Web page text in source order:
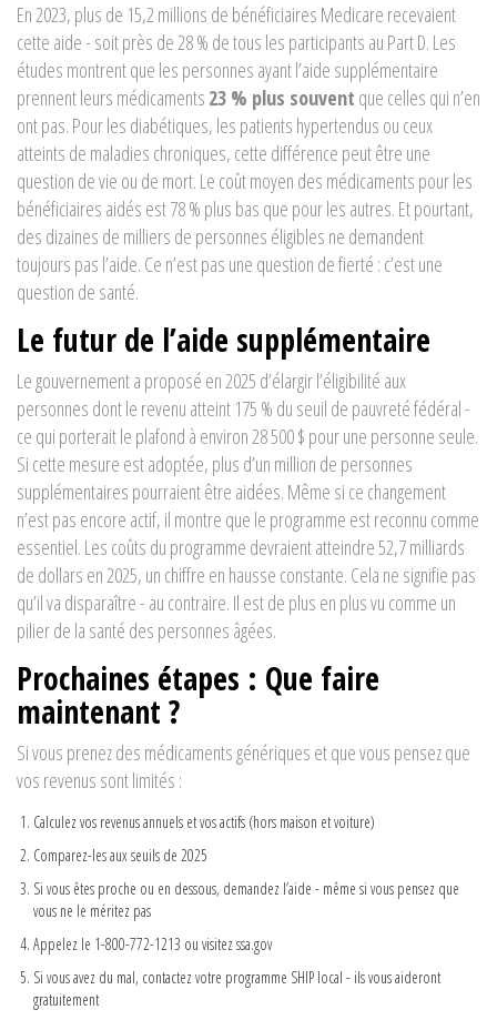
En 2023, plus de 15,2 millions de bénéficiaires Medicare recevaient
cette aide - soit près de 28 % de tous les participants au Part D. Les
études montrent que les personnes ayant l’aide supplémentaire
prennent leurs médicaments 23 % plus souvent que celles qui n’en
ont pas. Pour les diabétiques, les patients hypertendus ou ceux
atteints de maladies chroniques, cette différence peut être une
question de vie ou de mort. Le coût moyen des médicaments pour les
bénéficiaires aidés est 78 % plus bas que pour les autres. Et pourtant,
des dizaines de milliers de personnes éligibles ne demandent
toujours pas l’aide. Ce n’est pas une question de fierté : c’est une
question de santé.
Le futur de l’aide supplémentaire
Le gouvernement a proposé en 2025 d’élargir l’éligibilité aux
personnes dont le revenu atteint 175 % du seuil de pauvreté fédéral -
ce qui porterait le plafond à environ 28 500 $ pour une personne seule.
Si cette mesure est adoptée, plus d’un million de personnes
supplémentaires pourraient être aidées. Même si ce changement
n’est pas encore actif, il montre que le programme est reconnu comme
essentiel. Les coûts du programme devraient atteindre 52,7 milliards
de dollars en 2025, un chiffre en hausse constante. Cela ne signifie pas
qu’il va disparaître - au contraire. Il est de plus en plus vu comme un
pilier de la santé des personnes âgées.
Prochaines étapes : Que faire
maintenant ?
Si vous prenez des médicaments génériques et que vous pensez que
vos revenus sont limités :
Calculez vos revenus annuels et vos actifs (hors maison et voiture)
Comparez-les aux seuils de 2025
Si vous êtes proche ou en dessous, demandez l’aide - même si vous pensez que
vous ne le méritez pas
Appelez le 1-800-772-1213 ou visitez ssa.gov
Si vous avez du mal, contactez votre programme SHIP local - ils vous aideront
gratuitement